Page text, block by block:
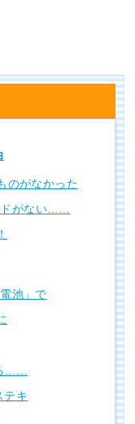
のがなかった
ドがない……
池」で
……
テキ